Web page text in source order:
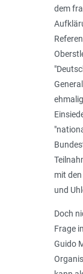
dem
mit
und
Doch
Frage
Guido